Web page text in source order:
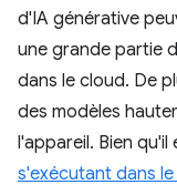
d'IA générative
une grande partie
dans le cloud. De
des modèles
l'appareil. Bien qu'il
s'exécutant dans